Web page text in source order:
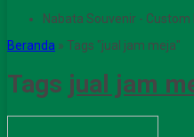
Nabata Souvenir - Custom
Beranda » Tags "jual jam meja"
Tags jual jam